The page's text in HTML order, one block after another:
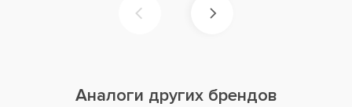
Аналоги других брендов